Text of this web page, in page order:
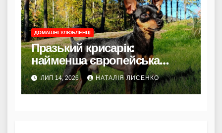
ДОМАШНІ УЛЮБЛЕНЦІ
Празький крисарік:
найменша європейська
порода з величезним
характером
ЛИП 14, 2026 НАТАЛІЯ ЛИСЕНКО